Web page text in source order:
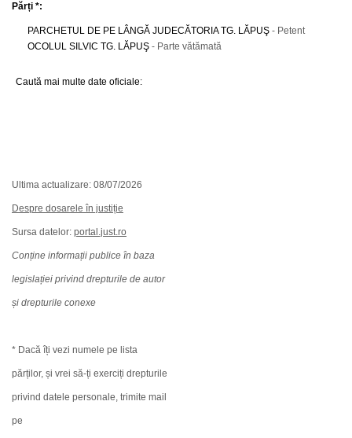
Părți *:
PARCHETUL DE PE LÂNGĂ JUDECĂTORIA TG. LĂPUŞ - Petent
OCOLUL SILVIC TG. LĂPUŞ - Parte vătămată
Caută mai multe date oficiale:
Ultima actualizare: 08/07/2026
Despre dosarele în justiție
Sursa datelor: portal.just.ro
Conține informații publice în baza
legislației privind drepturile de autor
și drepturile conexe
* Dacă îți vezi numele pe lista
părților, și vrei să-ți exerciți drepturile
privind datele personale, trimite mail
pe